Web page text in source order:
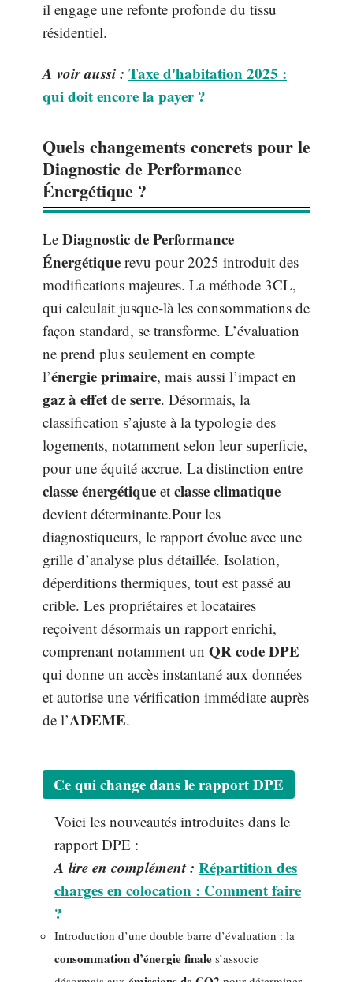
il engage une refonte profonde du tissu
résidentiel.
A voir aussi : Taxe d'habitation 2025 :
qui doit encore la payer ?
Quels changements concrets pour le
Diagnostic de Performance
Énergétique ?
Le Diagnostic de Performance
Énergétique revu pour 2025 introduit des
modifications majeures. La méthode 3CL,
qui calculait jusque-là les consommations de
façon standard, se transforme. L’évaluation
ne prend plus seulement en compte
l’énergie primaire, mais aussi l’impact en
gaz à effet de serre. Désormais, la
classification s’ajuste à la typologie des
logements, notamment selon leur superficie,
pour une équité accrue. La distinction entre
classe énergétique et classe climatique
devient déterminante.Pour les
diagnostiqueurs, le rapport évolue avec une
grille d’analyse plus détaillée. Isolation,
déperditions thermiques, tout est passé au
crible. Les propriétaires et locataires
reçoivent désormais un rapport enrichi,
comprenant notamment un QR code DPE
qui donne un accès instantané aux données
et autorise une vérification immédiate auprès
de l’ADEME.
Ce qui change dans le rapport DPE
Voici les nouveautés introduites dans le
rapport DPE :
A lire en complément : Répartition des
charges en colocation : Comment faire
?
Introduction d’une double barre d’évaluation : la
consommation d’énergie finale s’associe